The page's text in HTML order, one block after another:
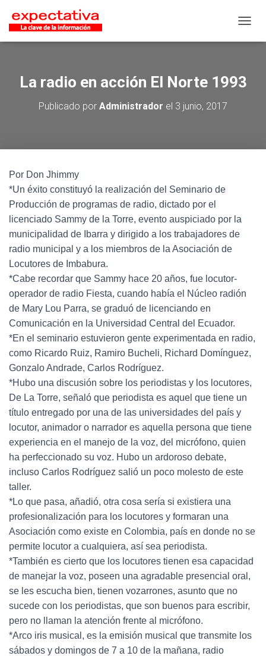
La radio en acción El Norte 1993
Publicado por Administrador el 3 junio, 2017
Por Don Jhimmy
*Un éxito constituyó la realización del Seminario de
Producción de programas de radio, dictado por el
licenciado Sammy de la Torre, evento auspiciado por la
municipalidad de Ibarra y dirigido a los trabajadores de
radio municipal y a los miembros de la Asociación de
Locutores de Imbabura.
*Cabe recordar que Sammy hace 20 años, fue locutor-
operador de radio Fiesta, cuando había el Núcleo radión
de Mary Lou Parra, se graduó de licenciando en
Comunicación en la Universidad Central del Ecuador.
*En el seminario estuvieron gente experimentada en radio,
como Ricardo Ruiz, Ramiro Bucheli, Richard Domínguez,
Gonzalo Andrade, Carlos Rodríguez.
*Hubo una discusión sobre los periodistas y los locutores,
De La Torre, señaló que periodista es aquel que tiene un
título entregado por una de las universidades del país y
locutor, animador o narrador es aquella persona que tiene
experiencia en el manejo de la voz, del micrófono, quien
ha perfeccionado su voz. Hubo un ardoroso debate,
incluso Carlos Rodríguez salió un poco molesto de este
taller.
*Lo que pasa, añadió, otra cosa sería si existiera una
profesionalización para los locutores y formaran una
Asociación como existe en Colombia, país en donde no se
permite locutor a cualquiera, así sea periodista.
*También es cierto que los locutores tienen esa capacidad
de manejar la voz, poseen una agradable presencial oral,
se les escucha bien, tienen vozarrones, asunto que no
sucede con los periodistas, que son buenos para escribir,
pero no llaman la atención frente al micrófono.
*Arco iris musical, es la emisión musical que transmite los
sábados y domingos de 7 a 10 de la mañana, radio